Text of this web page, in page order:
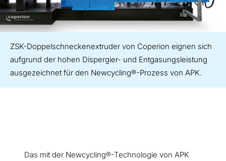
ZSK-Doppelschneckenextruder von Coperion eignen sich
aufgrund der hohen Dispergier- und Entgasungsleistung
ausgezeichnet für den Newcycling®-Prozess von APK.
Das mit der Newcycling®-Technologie von APK